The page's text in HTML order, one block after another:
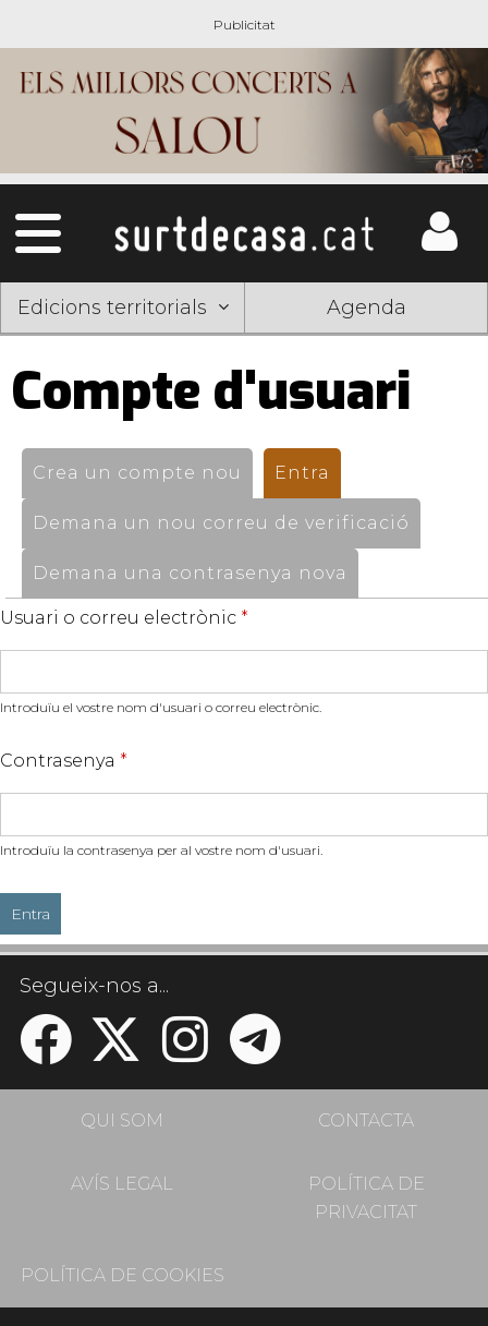
Edicions territorials Agenda
Compte d'usuari
Pestanyes
primàries
Crea un compte nou Entra
Demana un nou correu de verificació
Demana una contrasenya nova
Usuari o correu electrònic *
Introduïu el vostre nom d'usuari o correu electrònic.
Contrasenya *
Introduïu la contrasenya per al vostre nom d'usuari.
Segueix-nos a...
QUI SOM CONTACTA
AVÍS LEGAL
POLÍTICA DE
PRIVACITAT
POLÍTICA DE COOKIES